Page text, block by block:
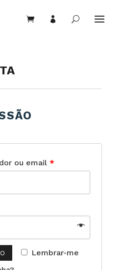
  U
ou email *
Lembrar-me